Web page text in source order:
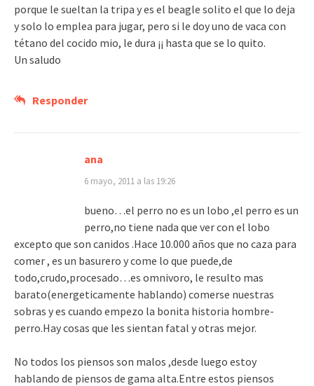
porque le sueltan la tripa y es el beagle solito el que lo deja
y solo lo emplea para jugar, pero si le doy uno de vaca con
tétano del cocido mio, le dura ¡¡ hasta que se lo quito.
Un saludo
Responder
ana
6 mayo, 2011 a las 19:26
bueno…el perro no es un lobo ,el perro es un
perro,no tiene nada que ver con el lobo
excepto que son canidos .Hace 10.000 años que no caza para
comer , es un basurero y come lo que puede,de
todo,crudo,procesado…es omnivoro, le resulto mas
barato(energeticamente hablando) comerse nuestras
sobras y es cuando empezo la bonita historia hombre-
perro.Hay cosas que les sientan fatal y otras mejor.
No todos los piensos son malos ,desde luego estoy
hablando de piensos de gama alta.Entre estos piensos